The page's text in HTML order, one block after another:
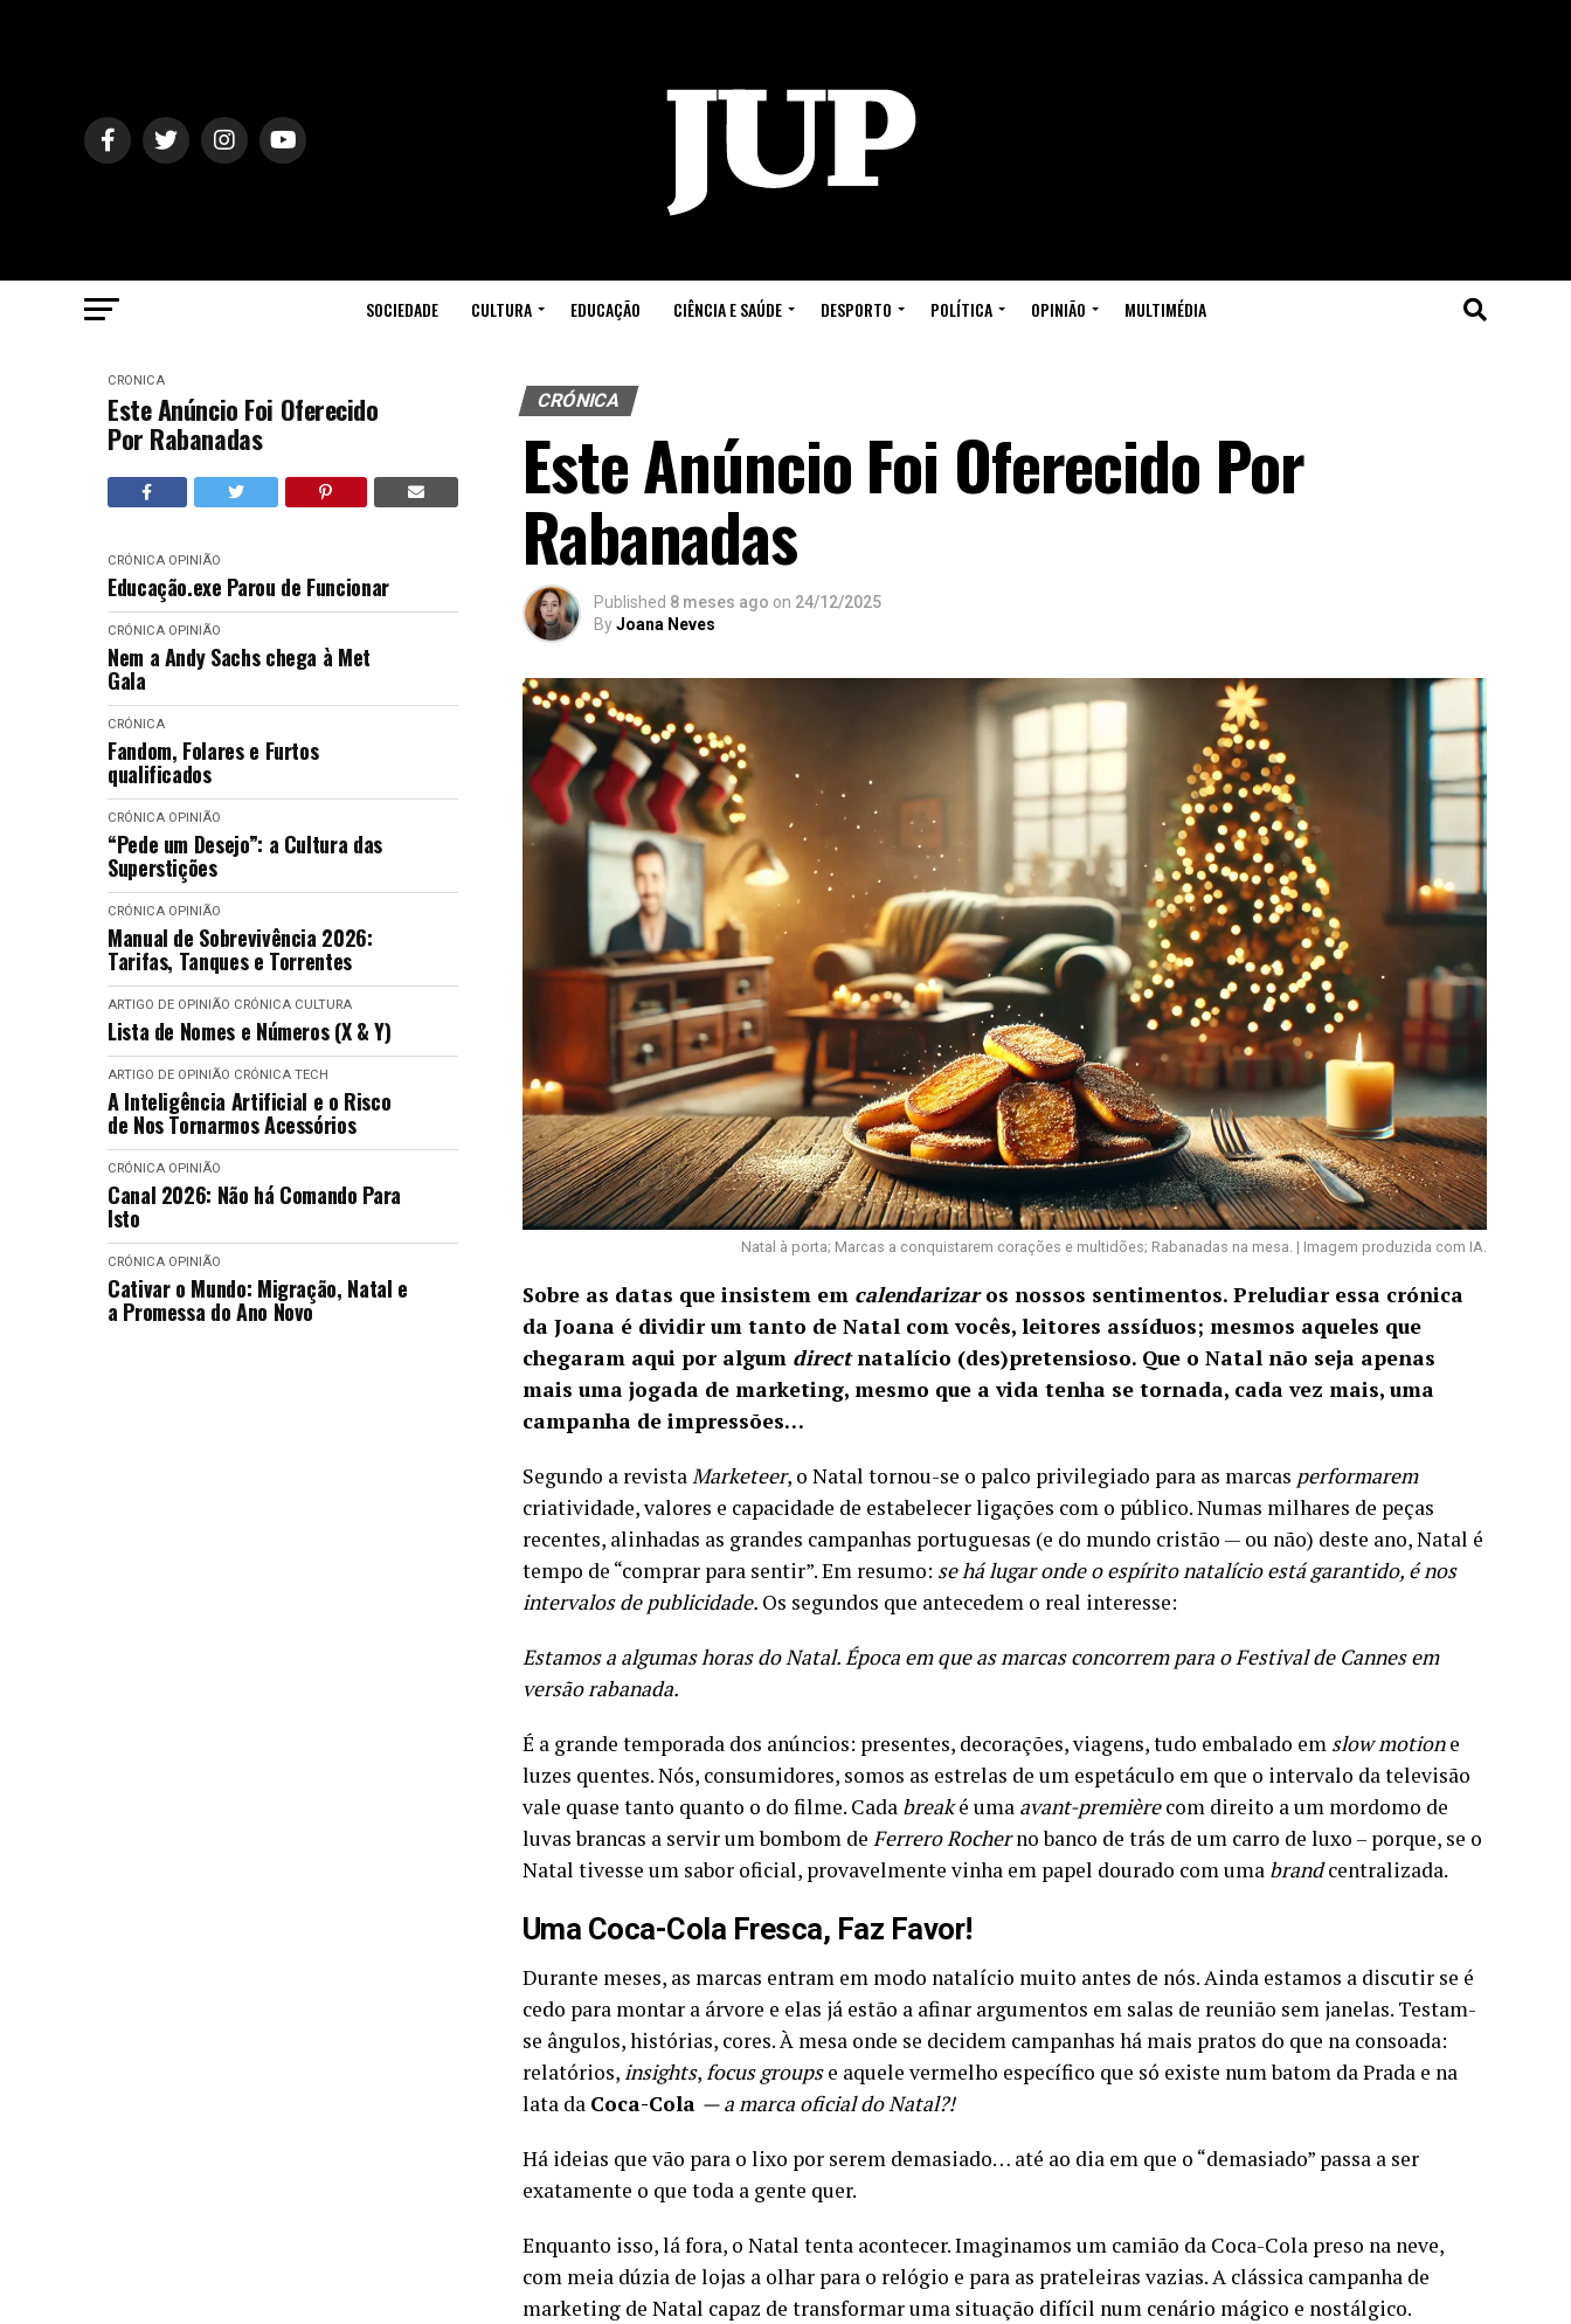
SOCIEDADE CULTURA EDUCAÇÃO CIÊNCIA E SAÚDE DESPORTO POLÍTICA OPINIÃO MULTIMÉDIA
CRÓNICA
Este Anúncio Foi Oferecido
Por Rabanadas
CRÓNICA OPINIÃO
Educação.exe Parou de Funcionar
CRÓNICA OPINIÃO
Nem a Andy Sachs chega à Met
Gala
CRÓNICA
Fandom, Folares e Furtos
qualificados
CRÓNICA OPINIÃO
“Pede um Desejo”: a Cultura das
Superstições
CRÓNICA OPINIÃO
Manual de Sobrevivência 2026:
Tarifas, Tanques e Torrentes
ARTIGO DE OPINIÃO CRÓNICA CULTURA
Lista de Nomes e Números (X & Y)
ARTIGO DE OPINIÃO CRÓNICA TECH
A Inteligência Artificial e o Risco
de Nos Tornarmos Acessórios
CRÓNICA OPINIÃO
Canal 2026: Não há Comando Para
Isto
CRÓNICA OPINIÃO
Cativar o Mundo: Migração, Natal e
a Promessa do Ano Novo
CRÓNICA
Este Anúncio Foi Oferecido Por
Rabanadas
Published 8 meses ago on 24/12/2025
ByJoana Neves
Natal à porta; Marcas a conquistarem corações e multidões; Rabanadas na mesa. | Imagem produzida com IA.
Sobre as datas que insistem em calendarizaros nossos sentimentos. Preludiar essa crónica
da Joana é dividir um tanto de Natal com vocês, leitores assíduos; mesmos aqueles que
chegaram aqui por algum directnatalício (des)pretensioso. Que o Natal não seja apenas
mais uma jogada de marketing, mesmo que a vida tenha se tornada, cada vez mais, uma
campanha de impressões…
Segundo a revista Marketeer, o Natal tornou-se o palco privilegiado para as marcas performarem
criatividade, valores e capacidade de estabelecer ligações com o público. Numas milhares de peças
recentes, alinhadas as grandes campanhas portuguesas (e do mundo cristão — ou não) deste ano, Natal é
tempo de “comprar para sentir”. Em resumo: se há lugar onde o espírito natalício está garantido, é nos
intervalos de publicidade. Os segundos que antecedem o real interesse:
Estamos a algumas horas do Natal. Época em que as marcas concorrem para o Festival de Cannes em
versão rabanada.
É a grande temporada dos anúncios: presentes, decorações, viagens, tudo embalado em slow motione
luzes quentes. Nós, consumidores, somos as estrelas de um espetáculo em que o intervalo da televisão
vale quase tanto quanto o do filme. Cada breaké uma avant-premièrecom direito a um mordomo de
luvas brancas a servir um bombom de Ferrero Rocherno banco de trás de um carro de luxo – porque, se o
Natal tivesse um sabor oficial, provavelmente vinha em papel dourado com uma brandcentralizada.
Uma Coca-Cola Fresca, Faz Favor!
Durante meses, as marcas entram em modo natalício muito antes de nós. Ainda estamos a discutir se é
cedo para montar a árvore e elas já estão a afinar argumentos em salas de reunião sem janelas. Testam-
se ângulos, histórias, cores. À mesa onde se decidem campanhas há mais pratos do que na consoada:
relatórios, insights, focus groupse aquele vermelho específico que só existe num batom da Prada e na
lata da Coca-Cola — a marca oficial do Natal?!
Há ideias que vão para o lixo por serem demasiado… até ao dia em que o “demasiado” passa a ser
exatamente o que toda a gente quer.
Enquanto isso, lá fora, o Natal tenta acontecer. Imaginamos um camião da Coca-Cola preso na neve,
com meia dúzia de lojas a olhar para o relógio e para as prateleiras vazias. A clássica campanha de
marketing de Natal capaz de transformar uma situação difícil num cenário mágico e nostálgico.